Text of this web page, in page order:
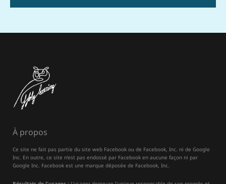
À propos
Ce site ne fait pas partie du site web Facebook ou de Facebook, Inc. ni de Google
Inc. En outre, ce site n’est pas endossé par Facebook en aucune façon ni par
Google Inc. Facebook est une marque déposée de Facebook, Inc.